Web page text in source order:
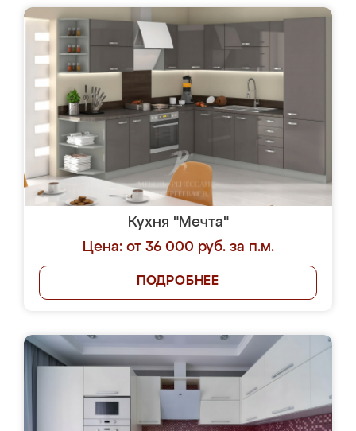
Кухня "Мечта"
Цена: от 36 000 руб. за п.м.
ПОДРОБНЕЕ